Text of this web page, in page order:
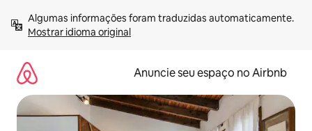
para
Mostrar idioma original
Anuncie seu espaço no Airbnb